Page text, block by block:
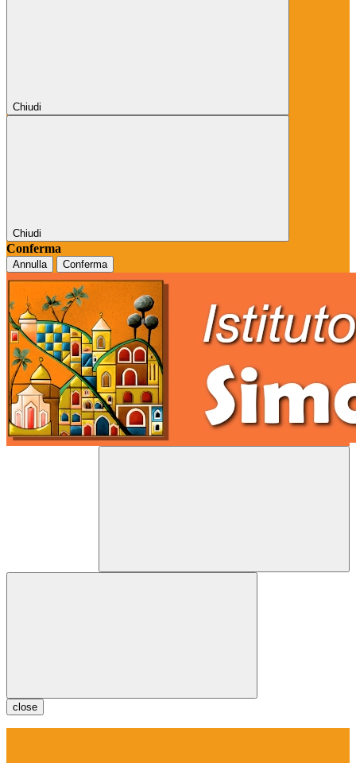
Chiudi
Chiudi
Conferma
Annulla Conferma
close